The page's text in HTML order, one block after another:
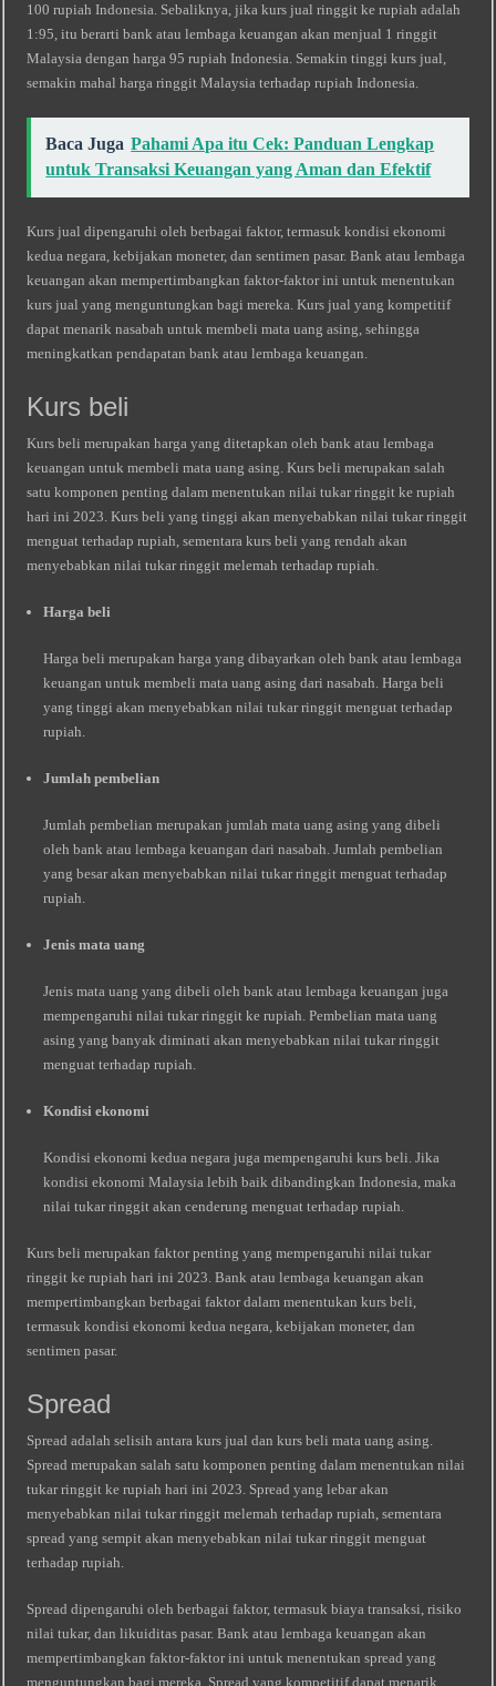
100 rupiah Indonesia. Sebaliknya, jika kurs jual ringgit ke rupiah adalah
1:95, itu berarti bank atau lembaga keuangan akan menjual 1 ringgit
Malaysia dengan harga 95 rupiah Indonesia. Semakin tinggi kurs jual,
semakin mahal harga ringgit Malaysia terhadap rupiah Indonesia.
Baca Juga Pahami Apa itu Cek: Panduan Lengkap
untuk Transaksi Keuangan yang Aman dan Efektif
Kurs jual dipengaruhi oleh berbagai faktor, termasuk kondisi ekonomi
kedua negara, kebijakan moneter, dan sentimen pasar. Bank atau lembaga
keuangan akan mempertimbangkan faktor-faktor ini untuk menentukan
kurs jual yang menguntungkan bagi mereka. Kurs jual yang kompetitif
dapat menarik nasabah untuk membeli mata uang asing, sehingga
meningkatkan pendapatan bank atau lembaga keuangan.
Kurs beli
Kurs beli merupakan harga yang ditetapkan oleh bank atau lembaga
keuangan untuk membeli mata uang asing. Kurs beli merupakan salah
satu komponen penting dalam menentukan nilai tukar ringgit ke rupiah
hari ini 2023. Kurs beli yang tinggi akan menyebabkan nilai tukar ringgit
menguat terhadap rupiah, sementara kurs beli yang rendah akan
menyebabkan nilai tukar ringgit melemah terhadap rupiah.
Harga beli
Harga beli merupakan harga yang dibayarkan oleh bank atau lembaga
keuangan untuk membeli mata uang asing dari nasabah. Harga beli
yang tinggi akan menyebabkan nilai tukar ringgit menguat terhadap
rupiah.
Jumlah pembelian
Jumlah pembelian merupakan jumlah mata uang asing yang dibeli
oleh bank atau lembaga keuangan dari nasabah. Jumlah pembelian
yang besar akan menyebabkan nilai tukar ringgit menguat terhadap
rupiah.
Jenis mata uang
Jenis mata uang yang dibeli oleh bank atau lembaga keuangan juga
mempengaruhi nilai tukar ringgit ke rupiah. Pembelian mata uang
asing yang banyak diminati akan menyebabkan nilai tukar ringgit
menguat terhadap rupiah.
Kondisi ekonomi
Kondisi ekonomi kedua negara juga mempengaruhi kurs beli. Jika
kondisi ekonomi Malaysia lebih baik dibandingkan Indonesia, maka
nilai tukar ringgit akan cenderung menguat terhadap rupiah.
Kurs beli merupakan faktor penting yang mempengaruhi nilai tukar
ringgit ke rupiah hari ini 2023. Bank atau lembaga keuangan akan
mempertimbangkan berbagai faktor dalam menentukan kurs beli,
termasuk kondisi ekonomi kedua negara, kebijakan moneter, dan
sentimen pasar.
Spread
Spread adalah selisih antara kurs jual dan kurs beli mata uang asing.
Spread merupakan salah satu komponen penting dalam menentukan nilai
tukar ringgit ke rupiah hari ini 2023. Spread yang lebar akan
menyebabkan nilai tukar ringgit melemah terhadap rupiah, sementara
spread yang sempit akan menyebabkan nilai tukar ringgit menguat
terhadap rupiah.
Spread dipengaruhi oleh berbagai faktor, termasuk biaya transaksi, risiko
nilai tukar, dan likuiditas pasar. Bank atau lembaga keuangan akan
mempertimbangkan faktor-faktor ini untuk menentukan spread yang
menguntungkan bagi mereka. Spread yang kompetitif dapat menarik